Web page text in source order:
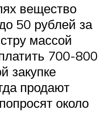
вещество
50 рублей за
массой
700-800
закупке
продают
около